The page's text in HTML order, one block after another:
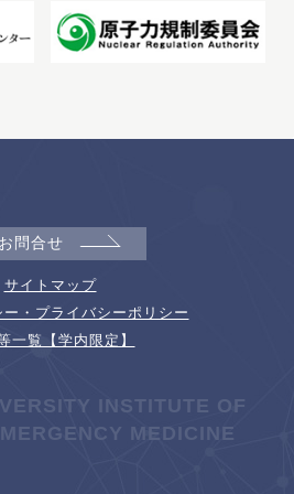
お問合せ
サイトマップ
・プライバシーポリシー
一覧【学内限定】
INSTITUTE OF
MEDICINE